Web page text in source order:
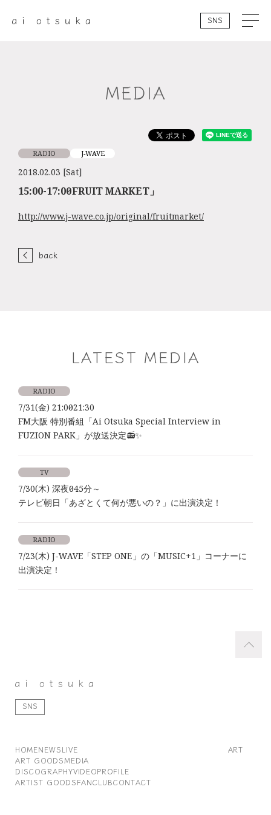
SNS
MEDIA
2018.02.03 [Sat]
RADIO J-WAVE
15:00-17:00「FRUIT MARKET」
http://www.j-wave.co.jp/original/fruitmarket/
back
LATEST MEDIA
RADIO
7/31(金) 21:00～21:30
FM大阪 特別番組「Ai Otsuka Special Interview in
FUZION PARK」が放送決定📻✨
TV
7/30(木) 深夜0時45分～
テレビ朝日「あざとくて何が悪いの？」に出演決定！
RADIO
7/23(木) J-WAVE「STEP ONE」の「MUSIC+1」コーナーに
出演決定！
SNS
HOMENEWSLIVE
ART
ART GOODSMEDIA
DISCOGRAPHYVIDEOPROFILE
ARTIST GOODSFANCLUBCONTACT